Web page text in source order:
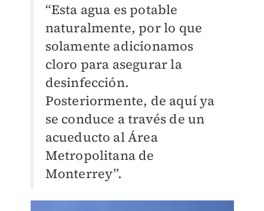
“Esta agua es potable
naturalmente, por lo que
solamente adicionamos
cloro para asegurar la
desinfección.
Posteriormente, de aquí ya
se conduce a través de un
acueducto al Área
Metropolitana de
Monterrey”.